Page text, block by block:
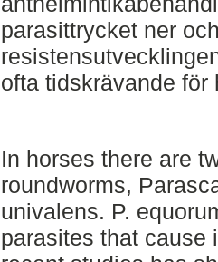
parasittrycket ner
ofta tidskrävande för
In horses there are
roundworms,
univalens. P.
parasites that cause